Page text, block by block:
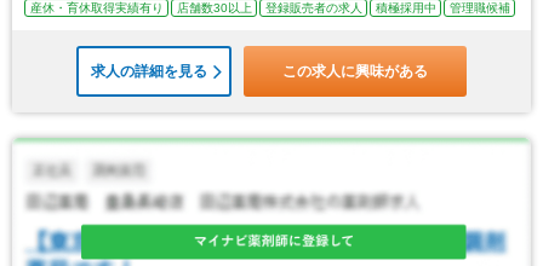
産休・育休取得実績有り
店舗数30以上 登録販売者の求人 積極採用中 管理職候補
求人の詳細を見る この求人に興味がある